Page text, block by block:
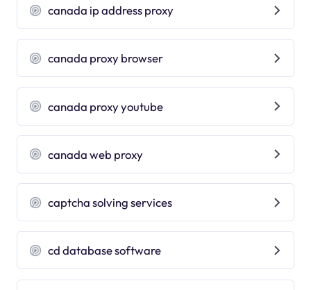
canada ip address proxy
canada proxy browser
canada proxy youtube
canada web proxy
captcha solving services
cd database software